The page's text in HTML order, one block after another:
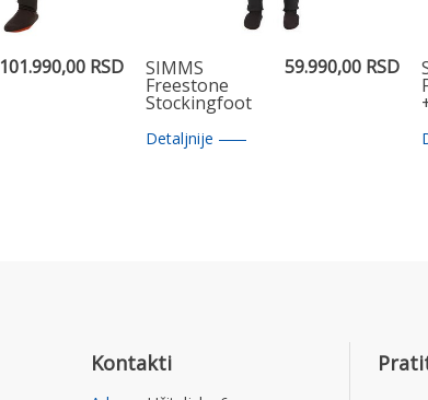
101.990,00 RSD SIMMS
Freestone
Stockingfoot
Smoke L 12-13
59.990,00 RSD
Detaljnije
Kontakti